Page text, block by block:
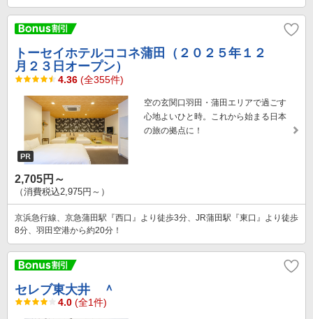
トーセイホテルココネ蒲田（２０２５年１２
月２３日オープン）
4.36 (全355件)
空の玄関口羽田・蒲田エリアで過ごす
心地よいひと時。これから始まる日本
の旅の拠点に！
2,705円～
（消費税込2,975円～）
京浜急行線、京急蒲田駅『西口』より徒歩3分、JR蒲田駅『東口』より徒歩
8分、羽田空港から約20分！
セレブ東大井 ＾
4.0 (全1件)